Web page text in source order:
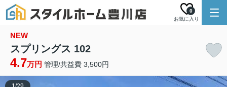
お気に入り
0
NEW
スプリングス 102
4.7万円 管理/共益費 3,500円